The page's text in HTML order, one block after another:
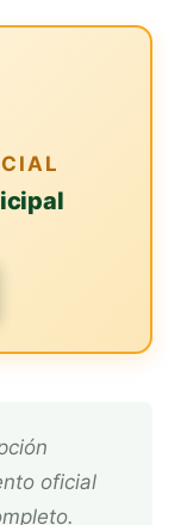
oficial